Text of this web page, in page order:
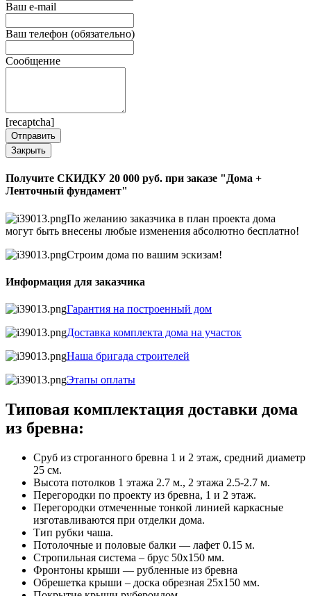
Ваш e-mail
Ваш телефон (обязательно)
Сообщение
[recaptcha]
Закрыть
Получите СКИДКУ 20 000 руб. при заказе "Дома +
Ленточный фундамент"
По желанию заказчика в план проекта дома
могут быть внесены любые изменения абсолютно бесплатно!
Строим дома по вашим эскизам!
Информация для заказчика
Гарантия на построенный дом
Доставка комплекта дома на участок
Наша бригада строителей
Этапы оплаты
Типовая комплектация доставки дома
из бревна:
Сруб из строганного бревна 1 и 2 этаж, средний диаметр
25 см.
Высота потолков 1 этажа 2.7 м., 2 этажа 2.5-2.7 м.
Перегородки по проекту из бревна, 1 и 2 этаж.
Перегородки отмеченные тонкой линией каркасные
изготавливаются при отделки дома.
Тип рубки чаша.
Потолочные и половые балки — лафет 0.15 м.
Стропильная система – брус 50х150 мм.
Фронтоны крыши — рубленные из бревна
Обрешетка крыши – доска обрезная 25х150 мм.